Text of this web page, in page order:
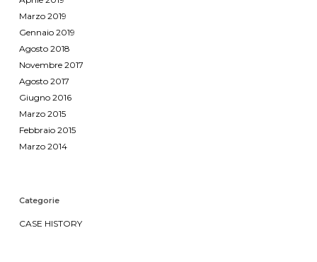
Marzo 2019
Gennaio 2019
Agosto 2018
Novembre 2017
Agosto 2017
Giugno 2016
Marzo 2015
Febbraio 2015
Marzo 2014
Categorie
CASE HISTORY